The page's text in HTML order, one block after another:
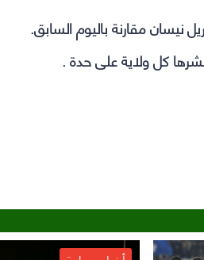
نيسان مقارنة باليوم السابق.
كل ولاية على حدة .